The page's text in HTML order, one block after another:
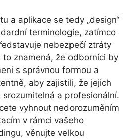
a aplikace se tedy „design“
terminologie, zatímco
nebezpečí ztráty
to znamená, že odborníci by
s správnou formou a
aby zajistili, že jejich
a profesionální.
vyhnout nedorozuměním
v rámci vašeho
věnujte velkou